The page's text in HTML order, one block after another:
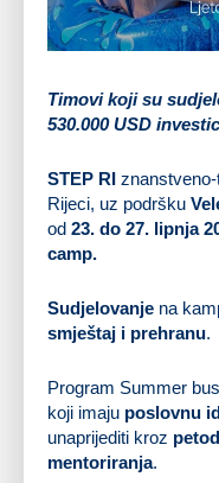
Timovi koji su
530.000 USD
STEP RI
Rijeci, uz podršku
od 23. do 27. lipnja
camp.
Sudjelovanje na
smještaj i prehranu.
Program Summer
koji imaju poslovnu
unaprijediti kroz
mentoriranja.